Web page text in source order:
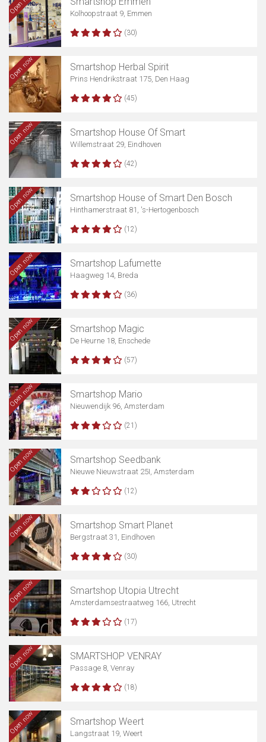
Kolhoopstraat 9, Emmen
(30)
Open now Smartshop Herbal Spirit
Prins Hendrikstraat 175, Den Haag
(45)
Open now Smartshop House Of Smart
Willemstraat 29, Eindhoven
(42)
Open now Smartshop House of Smart Den Bosch
Hinthamerstraat 81, 's-Hertogenbosch
(12)
Open now Smartshop Lafumette
Haagweg 14, Breda
(36)
Open now Smartshop Magic
De Heurne 18, Enschede
(57)
Open now Smartshop Mario
Nieuwendijk 96, Amsterdam
(21)
Open now Smartshop Seedbank
Nieuwe Nieuwstraat 25I, Amsterdam
(12)
Open now Smartshop Smart Planet
Bergstraat 31, Eindhoven
(30)
Open now Smartshop Utopia Utrecht
Amsterdamsestraatweg 166, Utrecht
(17)
Open now SMARTSHOP VENRAY
Passage 8, Venray
(18)
Open now Smartshop Weert
Langstraat 19, Weert